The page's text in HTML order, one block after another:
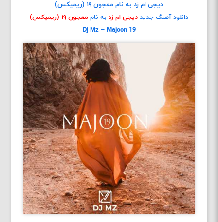
دیجی ام زد به نام معجون ۱۹ (ریمیکس)
دانلود آهنگ جدید دیجی ام زد به نام معجون ۱۹ (ریمیکس)
Dj Mz – Majoon 19